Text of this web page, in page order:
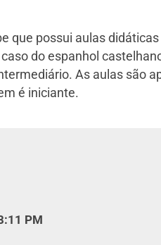
que possui aulas
do espanhol
As aulas são
é iniciante.
PM